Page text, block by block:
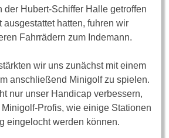
der Hubert-Schiffer Halle getroffen
ausgestattet hatten, fuhren wir
Fahrrädern zum Indemann.
wir uns zunächst mit einem
anschließend Minigolf zu spielen.
nur unser Handicap verbessern,
Profis, wie einige Stationen
eingelocht werden können.